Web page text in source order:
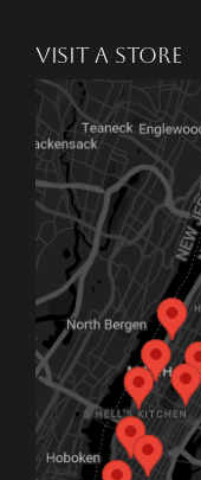
VISIT A STORE